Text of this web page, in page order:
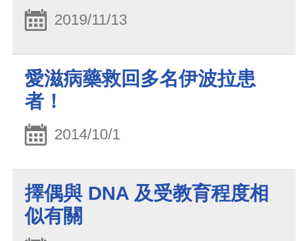
2019/11/13
愛滋病藥救回多名伊波拉患
者！
2014/10/1
擇偶與 DNA 及受教育程度相
似有關